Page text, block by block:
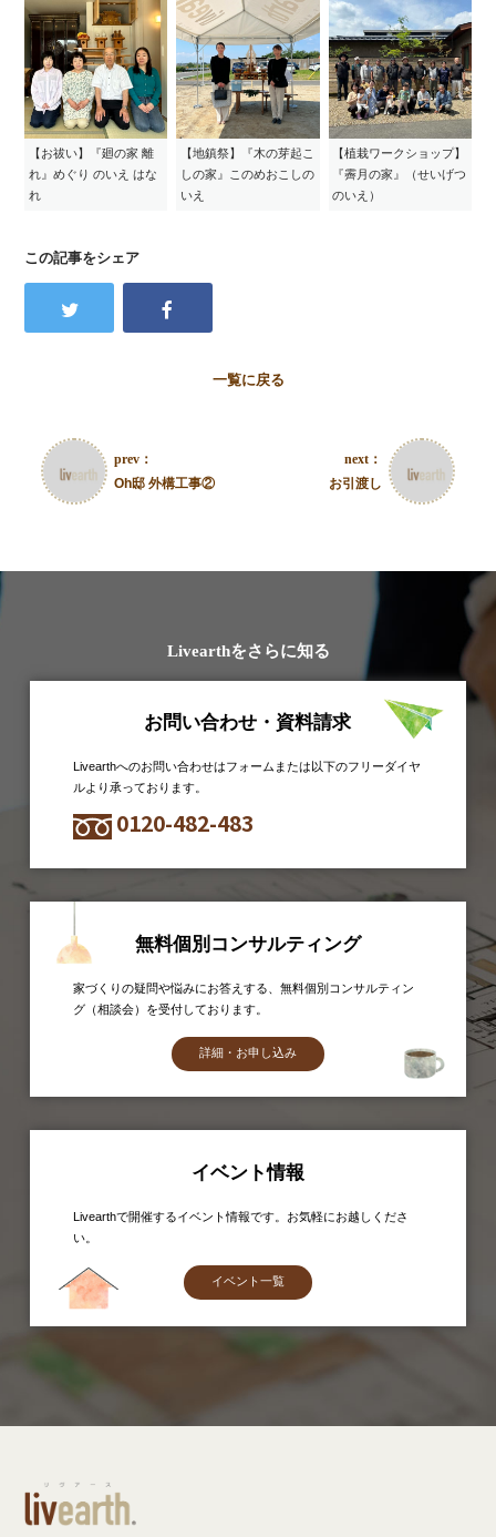
【お祓い】『廻の家 離
れ』めぐり のいえ はな
れ
【地鎮祭】『木の芽起こ
しの家』このめおこしの
いえ
【植栽ワークショップ】
『霽月の家』（せいげつ
のいえ）
この記事をシェア
一覧に戻る
prev：
Oh邸 外構工事②
next：
お引渡し
Livearthをさらに知る
お問い合わせ・資料請求
Livearthへのお問い合わせはフォームまたは以下のフリーダイヤ
ルより承っております。
0120-482-483
無料個別コンサルティング
家づくりの疑問や悩みにお答えする、無料個別コンサルティン
グ（相談会）を受付しております。
詳細・お申し込み
イベント情報
Livearthで開催するイベント情報です。お気軽にお越しくださ
い。
イベント一覧